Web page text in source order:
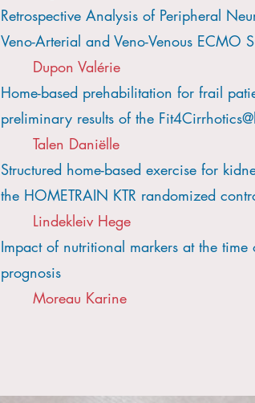
Retrospective Analysis of Peripheral
Veno-Arterial and Veno-Venous ECMO
Dupon Valérie
Home-based prehabilitation for frail
preliminary results of the
Talen Daniëlle
Structured home-based exercise for
the HOMETRAIN KTR randomized
Lindekleiv Hege
Impact of nutritional markers at the
prognosis
Moreau Karine